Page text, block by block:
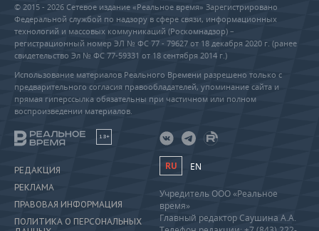
© 2015 - 2026 Сетевое издание «Реальное время» Зарегистрировано
Федеральной службой по надзору в сфере связи, информационных
технологий и массовых коммуникаций (Роскомнадзор) –
регистрационный номер ЭЛ № ФС 77 - 79627 от 18 декабря 2020 г. (ранее
свидетельство Эл № ФС 77-59331 от 18 сентября 2014 г.)
Использование материалов Реального Времени разрешено только с
предварительного согласия правообладателей, упоминание сайта и
прямая гиперссылка обязательны при частичном или полном
воспроизведении материалов.
18+
РЕДАКЦИЯ
РЕКЛАМА
ПРАВОВАЯ ИНФОРМАЦИЯ
ПОЛИТИКА О ПЕРСОНАЛЬНЫХ
RU EN
Учредитель ООО «Реальное
время»
Главный редактор Саушина А.А.